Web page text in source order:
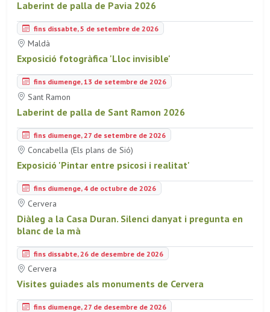
Laberint de palla de Pavia 2026
fins dissabte, 5 de setembre de 2026
Maldà
Exposició fotogràfica 'Lloc invisible'
fins diumenge, 13 de setembre de 2026
Sant Ramon
Laberint de palla de Sant Ramon 2026
fins diumenge, 27 de setembre de 2026
Concabella (Els plans de Sió)
Exposició 'Pintar entre psicosi i realitat'
fins diumenge, 4 de octubre de 2026
Cervera
Diàleg a la Casa Duran. Silenci danyat i pregunta en
blanc de la mà
fins dissabte, 26 de desembre de 2026
Cervera
Visites guiades als monuments de Cervera
fins diumenge, 27 de desembre de 2026